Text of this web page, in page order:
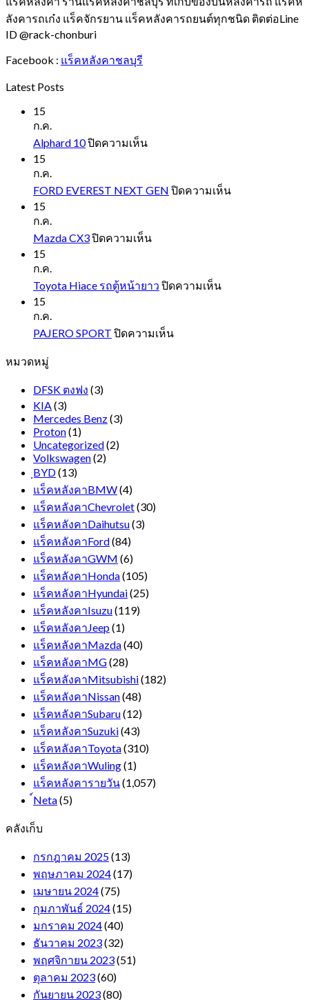
ลังคารถเก๋ง แร็คจักรยาน แร็คหลังคารถยนต์ทุกชนิด ติดต่อLine
ID @rack-chonburi
Facebook : แร็คหลังคาชลบุรี
Latest Posts
15
ก.ค.
Alphard 10ปิดความเห็นบน
15
ก.ค.
FORD EVEREST NEXT GEN ปิดความเห็นบน
15
ก.ค.
Mazda CX3ปิดความเห็นบน
15
ก.ค.
Toyota Hiace รถตู้หน้ายาว ปิดความเห็นบน
15
ก.ค.
PAJERO SPORT ปิดความเห็นบน
หมวดหมู่
DFSK ตงฟง (3)
KIA(3)
Mercedes Benz(3)
Proton(1)
Uncategorized(2)
Volkswagen(2)
ฺBYD(13)
แร็คหลังคาBMW(4)
แร็คหลังคาChevrolet(30)
แร็คหลังคาDaihutsu(3)
แร็คหลังคาFord(84)
แร็คหลังคาGWM (6)
แร็คหลังคาHonda(105)
แร็คหลังคาHyundai(25)
แร็คหลังคาIsuzu(119)
แร็คหลังคาJeep(1)
แร็คหลังคาMazda(40)
แร็คหลังคาMG(28)
แร็คหลังคาMitsubishi(182)
แร็คหลังคาNissan(48)
แร็คหลังคาSubaru(12)
แร็คหลังคาSuzuki(43)
แร็คหลังคาToyota(310)
แร็คหลังคาWuling(1)
แร็คหลังคารายวัน(1,057)
์Neta(5)
คลังเก็บ
กรกฎาคม 2025(13)
พฤษภาคม 2024(17)
เมษายน 2024(75)
กุมภาพันธ์ 2024(15)
มกราคม 2024(40)
ธันวาคม 2023(32)
พฤศจิกายน 2023(51)
ตุลาคม 2023(60)
กันยายน 2023(80)